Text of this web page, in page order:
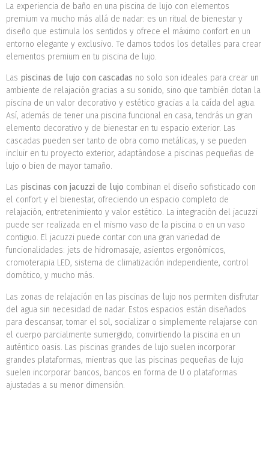
La experiencia de baño en una piscina de lujo con elementos
premium va mucho más allá de nadar: es un ritual de bienestar y
diseño que estimula los sentidos y ofrece el máximo confort en un
entorno elegante y exclusivo. Te damos todos los detalles para crear
elementos premium en tu piscina de lujo.
Las piscinas de lujo con cascadas no solo son ideales para crear un
ambiente de relajación gracias a su sonido, sino que también dotan la
piscina de un valor decorativo y estético gracias a la caída del agua.
Así, además de tener una piscina funcional en casa, tendrás un gran
elemento decorativo y de bienestar en tu espacio exterior. Las
cascadas pueden ser tanto de obra como metálicas, y se pueden
incluir en tu proyecto exterior, adaptándose a piscinas pequeñas de
lujo o bien de mayor tamaño.
Las piscinas con jacuzzi de lujo combinan el diseño sofisticado con
el confort y el bienestar, ofreciendo un espacio completo de
relajación, entretenimiento y valor estético. La integración del jacuzzi
puede ser realizada en el mismo vaso de la piscina o en un vaso
contiguo. El jacuzzi puede contar con una gran variedad de
funcionalidades: jets de hidromasaje, asientos ergonómicos,
cromoterapia LED, sistema de climatización independiente, control
domótico, y mucho más.
Las zonas de relajación en las piscinas de lujo nos permiten disfrutar
del agua sin necesidad de nadar. Estos espacios están diseñados
para descansar, tomar el sol, socializar o simplemente relajarse con
el cuerpo parcialmente sumergido, convirtiendo la piscina en un
auténtico oasis. Las piscinas grandes de lujo suelen incorporar
grandes plataformas, mientras que las piscinas pequeñas de lujo
suelen incorporar bancos, bancos en forma de U o plataformas
ajustadas a su menor dimensión.